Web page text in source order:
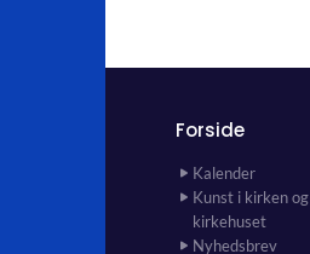
Forside
Kalender
Kunst i kirken og
kirkehuset
Nyhedsbrev